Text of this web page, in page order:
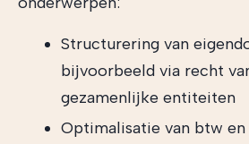
Structurering van
bijvoorbeeld via recht
gezamenlijke entiteiten
Optimalisatie van btw en